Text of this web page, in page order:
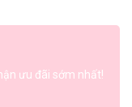
ưu đãi sớm nhất!